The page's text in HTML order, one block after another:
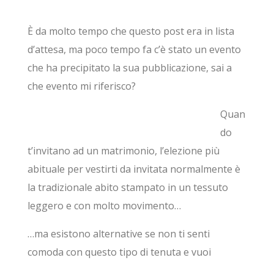
È da molto tempo che questo post era in lista
d’attesa, ma poco tempo fa c’è stato un evento
che ha precipitato la sua pubblicazione, sai a
che evento mi riferisco?
Quan
do
t’invitano ad un matrimonio, l’elezione più
abituale per vestirti da invitata normalmente è
la tradizionale abito stampato in un tessuto
leggero e con molto movimento…
…ma esistono alternative se non ti senti
comoda con questo tipo di tenuta e vuoi